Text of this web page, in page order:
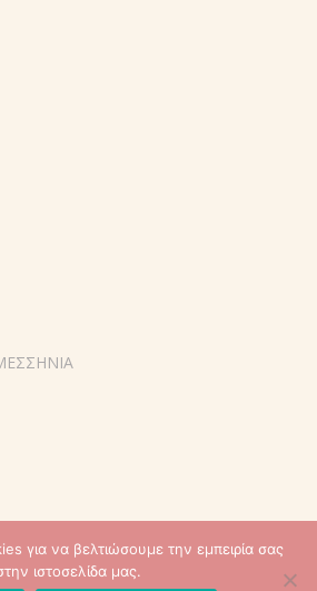
Created by
για να βελτιώσουμε την εμπειρία σας
ιστοσελίδα μας.